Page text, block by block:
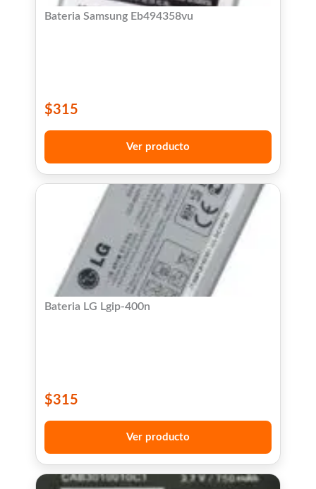
Bateria Samsung Eb494358vu
$315
Ver producto
Bateria LG Lgip-400n
$315
Ver producto